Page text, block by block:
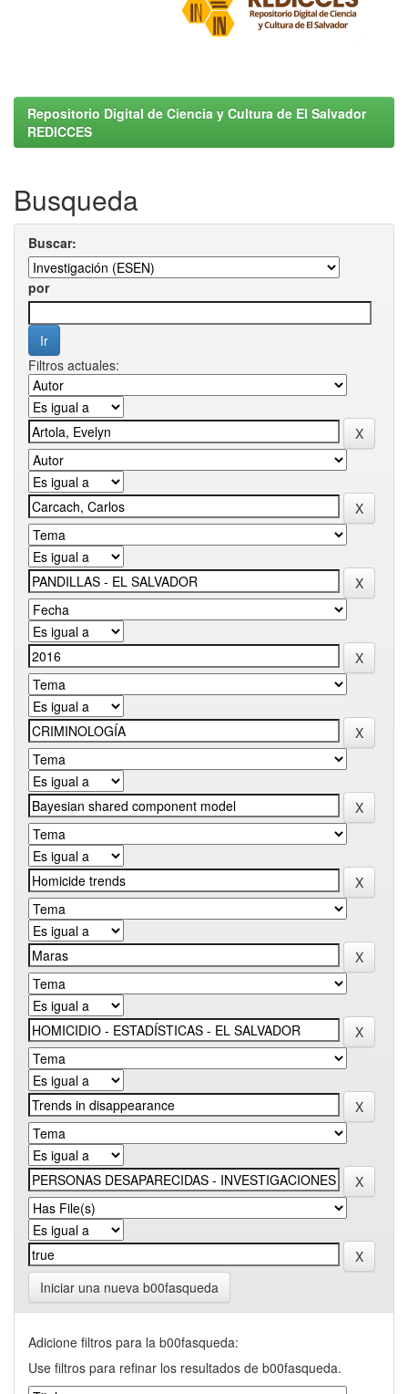
Repositorio Digital de Ciencia y Cultura de El Salvador
REDICCES
Busqueda
Buscar:
por
Filtros actuales:
Iniciar una nueva b00fasqueda
Adicione filtros para la b00fasqueda:
Use filtros para refinar los resultados de b00fasqueda.